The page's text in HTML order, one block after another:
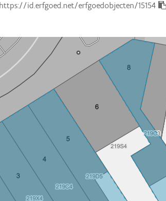
https://id.erfgoed.net/erfgoedobjecten/15154